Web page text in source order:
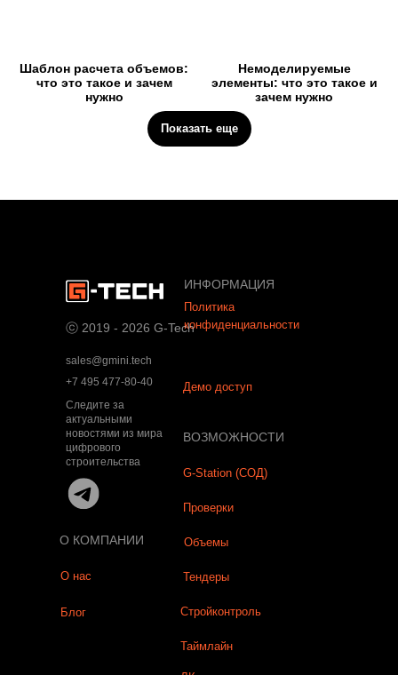
Шаблон расчета объемов:
что это такое и зачем
нужно
Немоделируемые
элементы: что это такое и
зачем нужно
Показать еще
Демо доступ
Политика
конфиденциальности
ИНФОРМАЦИЯ
О нас
Блог
ⓒ 2019 - 2026 G-Tech
sales@gmini.tech
+7 495 477-80-40
Следите за
актуальными
новостями из мира
цифрового
строительства
О КОМПАНИИ
G-Station (СОД)
Проверки
Объемы
Тендеры
Стройконтроль
Таймлайн
ВОЗМОЖНОСТИ